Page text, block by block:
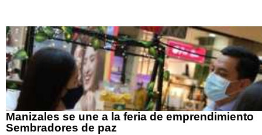
Manizales se une a la feria de emprendimiento
Sembradores de paz